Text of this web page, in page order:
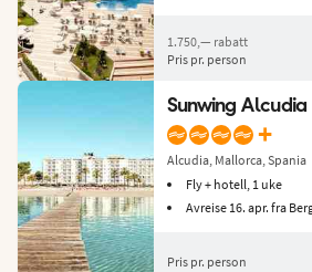
1.750,— rabatt
Pris pr. person
Sunwing Alcudia
+
Alcudia, Mallorca, Spania
Fly + hotell, 1 uke
Avreise 16. apr. fra
Pris pr. person